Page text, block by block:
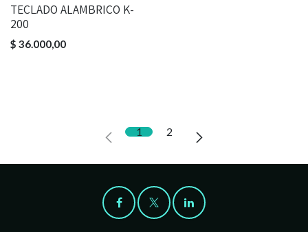
TECLADO ALAMBRICO K-
200
$ 36.000,00
1 2